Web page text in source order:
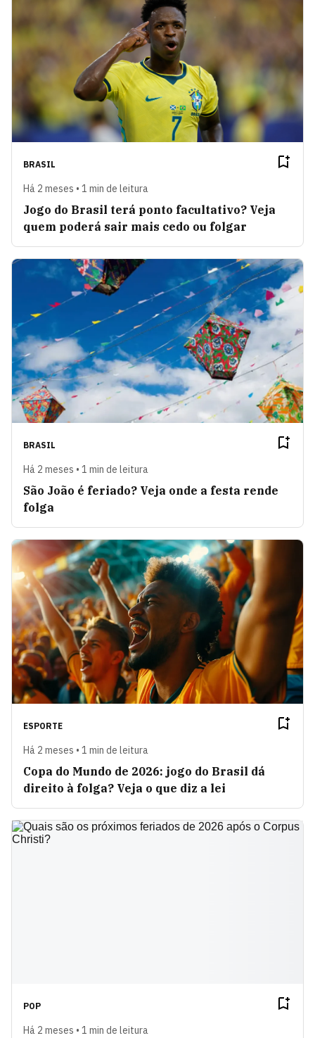
BRASIL
Há 2 meses • 1 min de leitura
Jogo do Brasil terá ponto facultativo? Veja
quem poderá sair mais cedo ou folgar
BRASIL
Há 2 meses • 1 min de leitura
São João é feriado? Veja onde a festa rende
folga
ESPORTE
Há 2 meses • 1 min de leitura
Copa do Mundo de 2026: jogo do Brasil dá
direito à folga? Veja o que diz a lei
POP
Há 2 meses • 1 min de leitura